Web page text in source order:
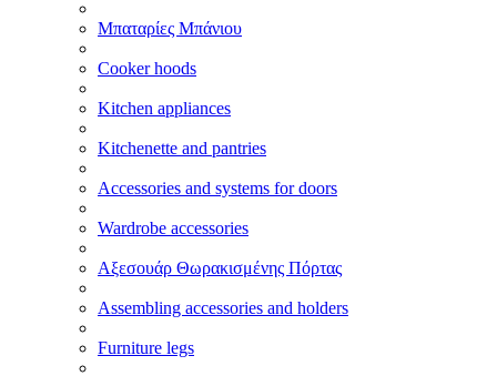
Μπαταρίες Μπάνιου
Cooker hoods
Kitchen appliances
Kitchenette and pantries
Accessories and systems for doors
Wardrobe accessories
Αξεσουάρ Θωρακισμένης Πόρτας
Assembling accessories and holders
Furniture legs